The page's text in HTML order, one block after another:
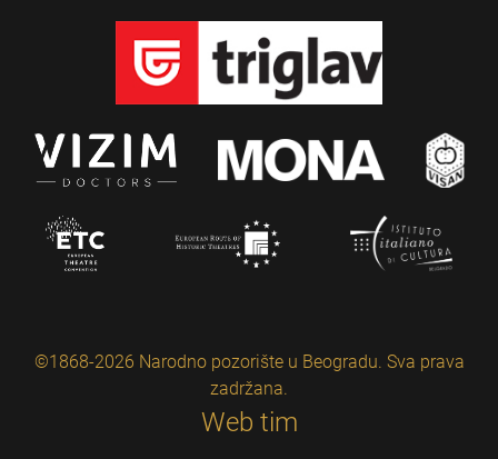
©1868-2026 Narodno pozorište u Beogradu. Sva prava
zadržana.
Web tim